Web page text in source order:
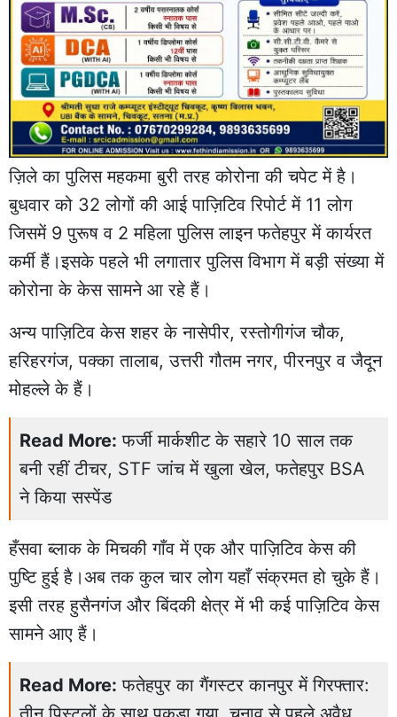
ज़िले का पुलिस महकमा बुरी तरह कोरोना की चपेट में है।
बुधवार को 32 लोगों की आई पाज़िटिव रिपोर्ट में 11 लोग
जिसमें 9 पुरूष व 2 महिला पुलिस लाइन फतेहपुर में कार्यरत
कर्मी हैं।इसके पहले भी लगातार पुलिस विभाग में बड़ी संख्या में
कोरोना के केस सामने आ रहे हैं।
अन्य पाज़िटिव केस शहर के नासेपीर, रस्तोगीगंज चौक,
हरिहरगंज, पक्का तालाब, उत्तरी गौतम नगर, पीरनपुर व जैदून
मोहल्ले के हैं।
Read More: फर्जी मार्कशीट के सहारे 10 साल तक
बनी रहीं टीचर, STF जांच में खुला खेल, फतेहपुर BSA
ने किया सस्पेंड
हँसवा ब्लाक के मिचकी गाँव में एक और पाज़िटिव केस की
पुष्टि हुई है।अब तक कुल चार लोग यहाँ संक्रमत हो चुके हैं।
इसी तरह हुसैनगंज और बिंदकी क्षेत्र में भी कई पाज़िटिव केस
सामने आए हैं।
Read More: फतेहपुर का गैंगस्टर कानपुर में गिरफ्तार: